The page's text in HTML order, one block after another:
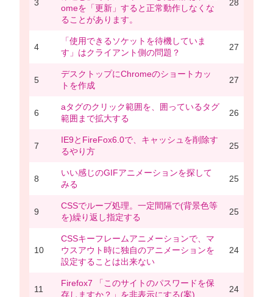
3
omeを「更新」すると正常動作しなくな
ることがあります。
28
4
「使用できるソケットを待機していま
す」はクライアント側の問題？
27
5
デスクトップにChromeのショートカッ
トを作成
27
6
aタグのクリック範囲を、囲っているタグ
範囲まで拡大する
26
7
IE9とFireFox6.0で、キャッシュを削除す
るやり方
25
8
いい感じのGIFアニメーションを探して
みる
25
9
CSSでループ処理。一定間隔で(背景色等
を)繰り返し指定する
25
10
CSSキーフレームアニメーションで、マ
ウスアウト時に独自のアニメーションを
設定することは出来ない
24
11
Firefox7 「このサイトのパスワードを保
存しますか？」を非表示にする(案)
24